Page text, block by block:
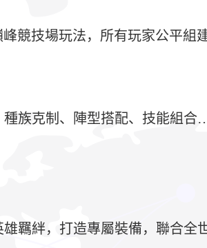
競技場玩法，所有玩家公平組
族克制、陣型搭配、技能組合
羈絆，打造專屬裝備，聯合全